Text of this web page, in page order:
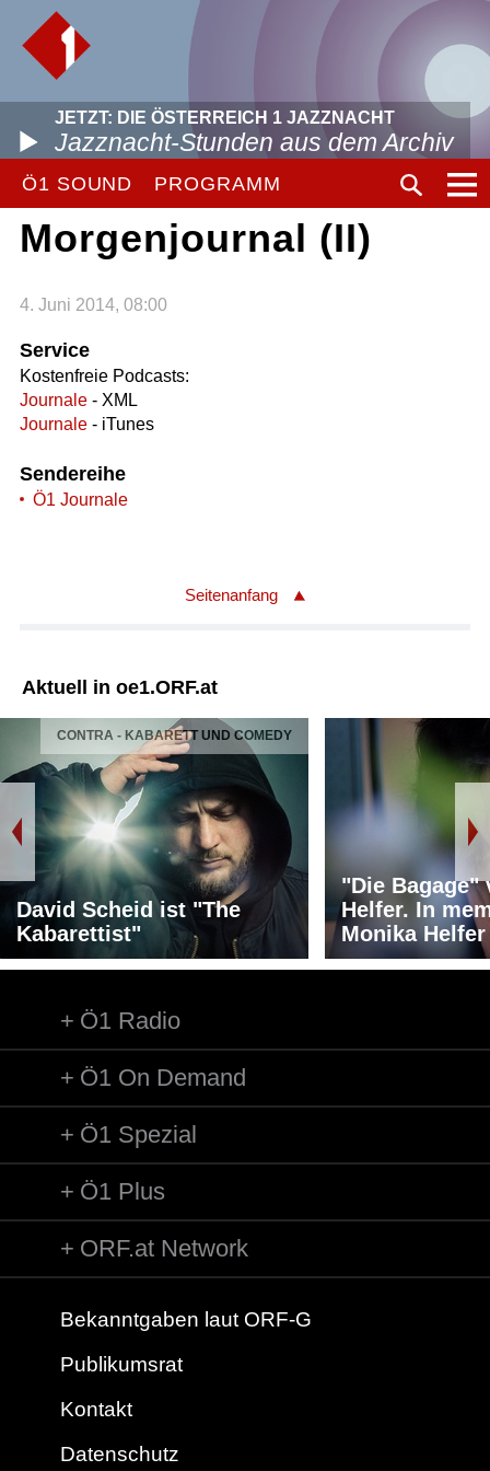
JETZT: DIE ÖSTERREICH 1 JAZZNACHT
Jazznacht-Stunden aus dem Archiv
Ö1 SOUND PROGRAMM
Morgenjournal (II)
4. Juni 2014, 08:00
Service
Kostenfreie Podcasts:
Journale- XML
Journale- iTunes
Sendereihe
Ö1 Journale
Seitenanfang
Aktuell in oe1.ORF.at
CONTRA - KABARETT UND COMEDY
David Scheid ist "The
Kabarettist"
"Die Bagage"
Helfer. In
Monika Helfer
Ö1 Radio
Ö1 On Demand
Ö1 Spezial
Ö1 Plus
ORF.at Network
Bekanntgaben laut ORF-G
Publikumsrat
Kontakt
Datenschutz